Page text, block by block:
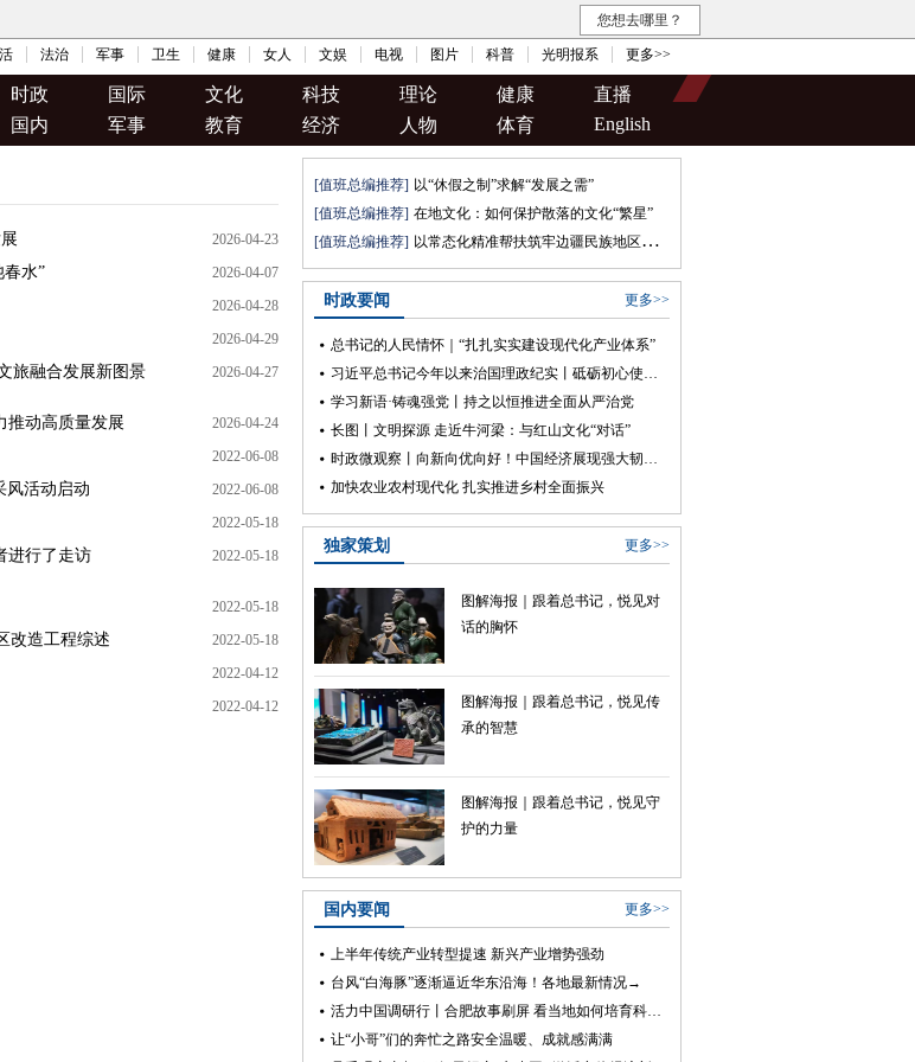
您想去哪里？
法治 军事 卫生 健康 女人 文娱 电视 图片 科普 光明报系 更多>>
时政 国际 文化 科技 理论 健康
直播
国内 军事 教育 经济 人物 体育 English
2026-04-23
水” 2026-04-07
2026-04-28
2026-04-29
旅融合发展新图景 2026-04-27
动高质量发展 2026-04-24
2022-06-08
风活动启动 2022-06-08
2022-05-18
进行了走访 2022-05-18
2022-05-18
改造工程综述 2022-05-18
2022-04-12
2022-04-12